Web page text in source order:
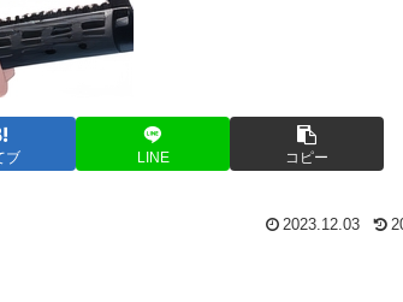
ブ LINE コピー
2023.12.03